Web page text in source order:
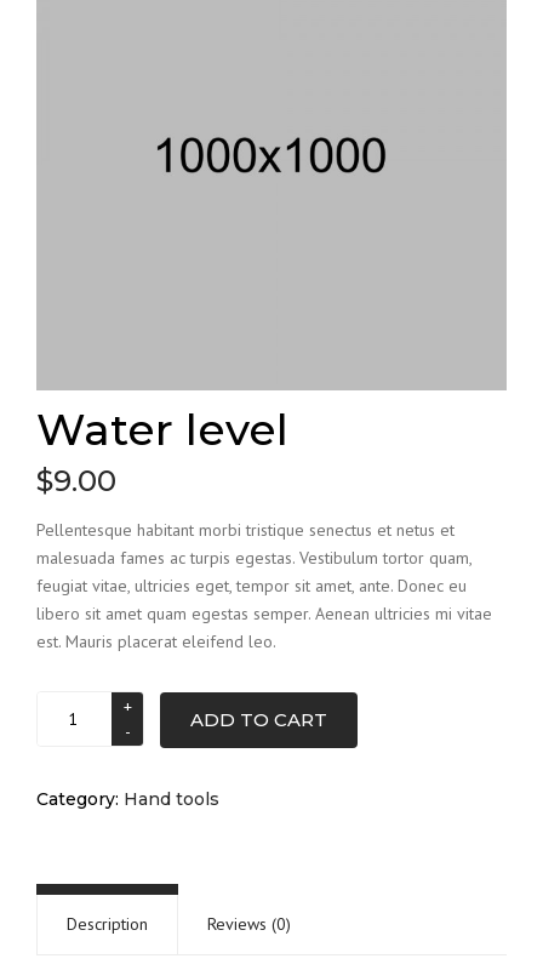
Water level
$9.00
Pellentesque habitant morbi tristique senectus et netus et
malesuada fames ac turpis egestas. Vestibulum tortor quam,
feugiat vitae, ultricies eget, tempor sit amet, ante. Donec eu
libero sit amet quam egestas semper. Aenean ultricies mi vitae
est. Mauris placerat eleifend leo.
level
ADD TO CART
Category: Hand tools
Description Reviews (0)